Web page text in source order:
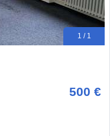
1 / 1
500 €